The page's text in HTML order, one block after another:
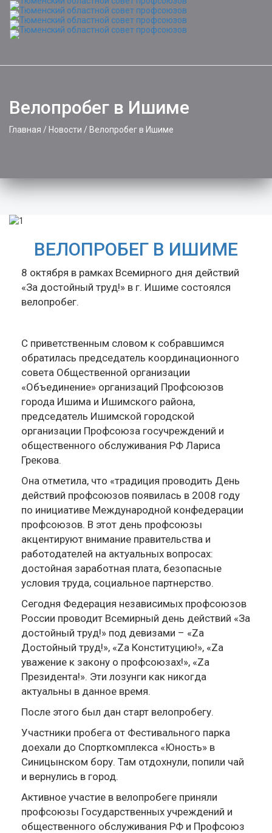
Велопробег в Ишиме
Главная / Новости / Велопробег в Ишиме
ВЕЛОПРОБЕГ В ИШИМЕ
8 октября в рамках Всемирного дня действий
«За достойный труд!» в г. Ишиме состоялся
велопробег.
С приветственным словом к собравшимся
обратилась председатель координационного
совета Общественной организации
«Объединение» организаций Профсоюзов
города Ишима и Ишимского района,
председатель Ишимской городской
организации Профсоюза госучреждений и
общественного обслуживания РФ Лариса
Грекова.
Она отметила, что «традиция проводить День
действий профсоюзов появилась в 2008 году
по инициативе Международной конфедерации
профсоюзов. В этот день профсоюзы
акцентируют внимание правительства и
работодателей на актуальных вопросах:
достойная заработная плата, безопасные
условия труда, социальное партнерство.
Сегодня Федерация независимых профсоюзов
России проводит Всемирный день действий «За
достойный труд!» под девизами – «Zа
Достойный труд!», «Zа Конституцию!», «Zа
уважение к закону о профсоюзах!», «Zа
Президента!». Эти лозунги как никогда
актуальны в данное время.
После этого был дан старт велопробегу.
Участники пробега от Фестивального парка
доехали до Спорткомплекса «Юность» в
Синицынском бору. Там отдохнули, попили чай
и вернулись в город.
Активное участие в велопробеге приняли
профсоюзы Государственных учреждений и
общественного обслуживания РФ и Профсоюз